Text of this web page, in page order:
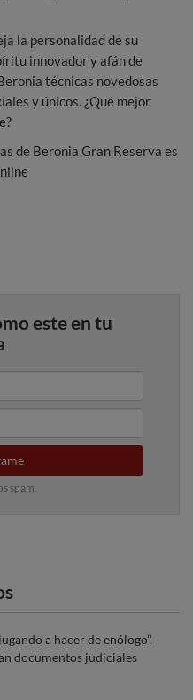
la personalidad de su
innovador y afán de
técnicas novedosas
y únicos. ¿Qué mejor
de Beronia Gran Reserva es
este en tu
spam.
a hacer de enólogo”,
documentos judiciales